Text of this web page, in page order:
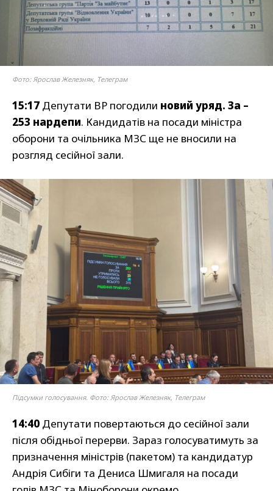
Фото: Ярослав Железняк, Телеграм
15:17 Депутати ВР погодили новий уряд. За –
253 нардепи. Кандидатів на посади міністра
оборони та очільника МЗС ще не вносили на
розгляд сесійної зали.
Підсумки голосування. Фото: Ярослав Железняк, Телеграм
14:40 Депутати повертаються до сесійної зали
після обідньої перерви. Зараз голосуватимуть за
призначення міністрів (пакетом) та кандидатур
Андрія Сибіги та Дениса Шмигаля на посади